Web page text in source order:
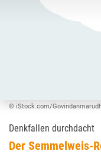
© iStock.com/
Denkfallen durchdacht
Der Semmelweis-